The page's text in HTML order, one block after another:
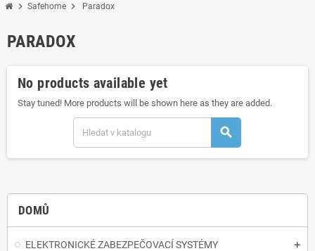
chevron_right Safehome chevron_right Paradox
DOMŮ
ELEKTRONICKÉ ZABEZPEČOVACÍ SYSTÉMY
PARADOX
No products available yet
Stay tuned! More products will be shown here as they are added.
search